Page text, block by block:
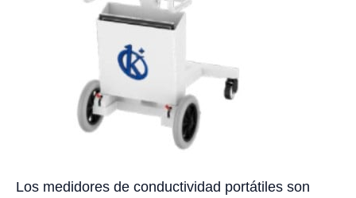
Los medidores de conductividad portátiles son